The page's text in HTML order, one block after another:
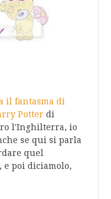
il fantasma di
Potter di
l'Inghilterra, io
se qui si parla
quel
e poi diciamolo,